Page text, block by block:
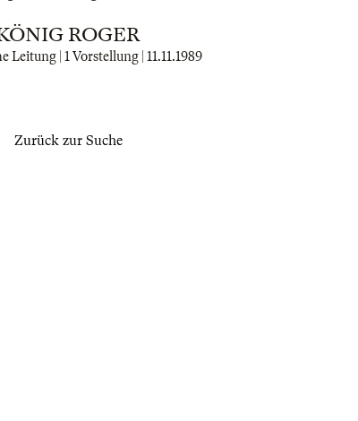
ROGER
Leitung | 1 Vorstellung | 11.11.1989
Zurück zur Suche